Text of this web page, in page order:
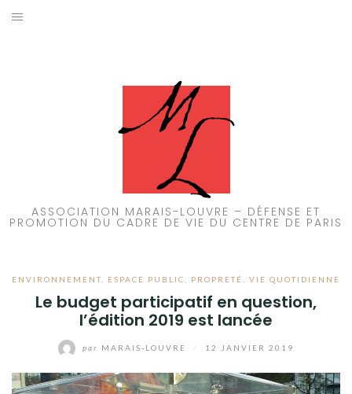
Aller
ASSOCIATION MARAIS-LOUVRE – DÉFENSE ET
PROMOTION DU CADRE DE VIE DU CENTRE DE PARIS
ENVIRONNEMENT ESPACE PUBLIC PROPRETÉ VIE QUOTIDIENNE
Le budget participatif en question,
l’édition 2019 est lancée
par MARAIS-LOUVRE 12 JANVIER 2019